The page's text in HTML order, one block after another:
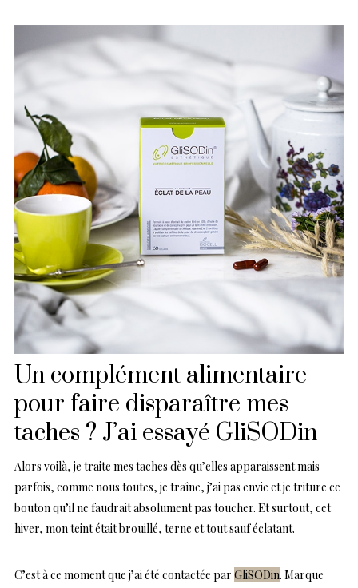
Un complément alimentaire
pour faire disparaître mes
taches ? J’ai essayé GliSODin
Alors voilà, je traite mes taches dès qu’elles apparaissent mais
parfois, comme nous toutes, je traîne, j’ai pas envie et je triture ce
bouton qu’il ne faudrait absolument pas toucher. Et surtout, cet
hiver, mon teint était brouillé, terne et tout sauf éclatant.
C’est à ce moment que j’ai été contactée par GliSODin. Marque